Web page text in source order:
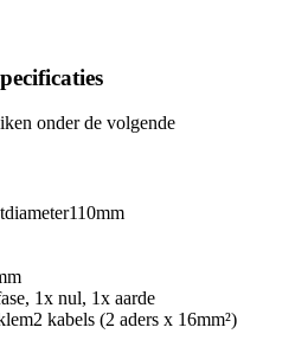
onder de volgende
110mm
1x nul, 1x aarde
2 kabels (2 aders x 16mm²)